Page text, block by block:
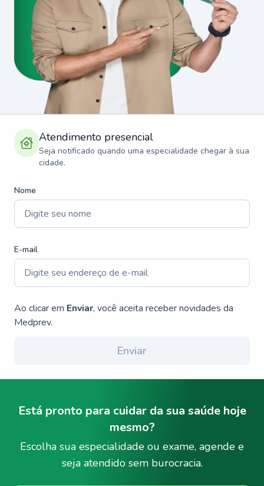
Atendimento presencial
Seja notificado quando uma especialidade chegar à sua
cidade.
Nome
E-mail
Ao clicar em Enviar, você aceita receber novidades da
Medprev.
Enviar
Está pronto para cuidar da sua saúde hoje
mesmo?
Escolha sua especialidade ou exame, agende e
seja atendido sem burocracia.